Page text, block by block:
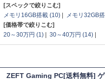
[スペックで絞りこむ]
メモリ16GB搭載 (10) |
メモリ32GB
[価格帯で絞りこむ]
20～30万円 (1) | 30～40万円 (14) |
ZEFT Gaming PC[送料無料]